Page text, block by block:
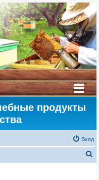
продукты
Вход